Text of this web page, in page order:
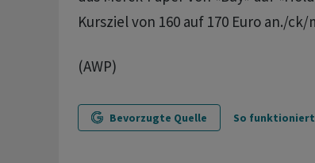
Kursziel von 160 auf 170 Euro an./ck/
(AWP)
Bevorzugte Quelle So